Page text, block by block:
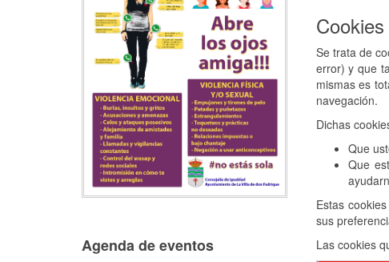
Se trata de
error) y que
mismas es
navegación.
Dichas
Que
Que
Estas
sus
Las cookies
Agenda de eventos